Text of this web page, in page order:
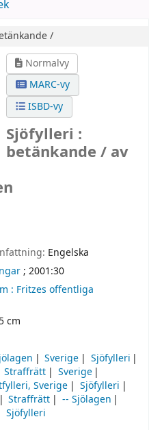
/
Normalvy
MARC-vy
ISBD-vy
Sjöfylleri :
betänkande / av
Engelska
; 2001:30
: Fritzes offentliga
cm
Sverige
Sjöfylleri
Straffrätt
Sverige
Sverige
Sjöfylleri
Straffrätt
-- Sjölagen
Sjöfylleri